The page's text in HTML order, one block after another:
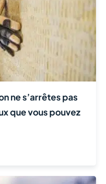
ne s’arrêtes pas
que vous pouvez